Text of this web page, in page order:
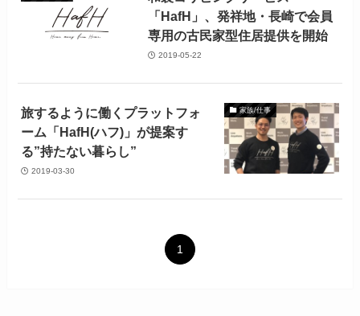
「HafH」、発祥地・長崎で会員
専用の古民家型住居提供を開始
2019-05-22
家族/仕事
旅するように働くプラットフォ
ーム「HafH(ハフ)」が提案す
る”持たない暮らし”
2019-03-30
1